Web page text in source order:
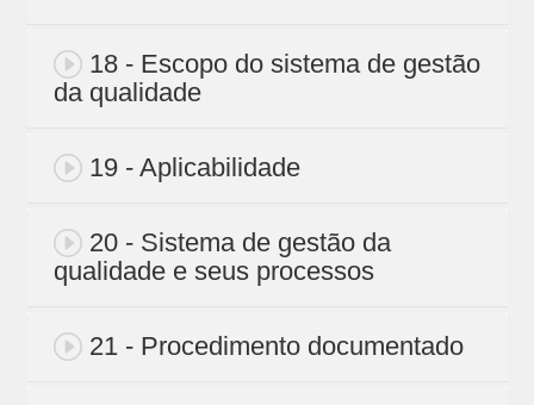
18 - Escopo do sistema de gestão
da qualidade
19 - Aplicabilidade
20 - Sistema de gestão da
qualidade e seus processos
21 - Procedimento documentado